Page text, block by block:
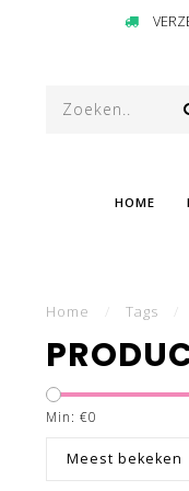
HOME
Home Tags
Min: €0
Meest bekeken